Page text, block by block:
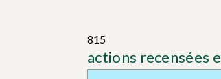
815
actions recensées